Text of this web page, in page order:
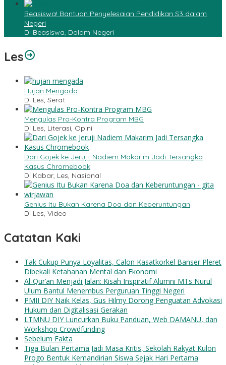
Beasiswa! Bantuan Penyelesaian Pendidikan S3 dalam
Negeri
Di Beasiswa, Dalam Negeri
Les
Hujan Mengada
Di Les, Serat
Mengulas Pro-Kontra Program MBG
Di Les, Literasi, Opini
Dari Gojek ke Jeruji: Nadiem Makarim Jadi Tersangka
Kasus Chromebook
Di Kabar, Les, Nasional
Genius Itu Bukan Karena Doa dan Keberuntungan
Di Les, Video
Catatan Kaki
Tak Cukup Punya Loyalitas, Calon Kasatkorkel Banser Pleret
Dibekali Ketahanan Mental dan Ekonomi
Al-Qur’an Menjadi Jalan: Kisah Inspiratif Alumni MTs Nurul
Ulum Bantul Menembus Perguruan Tinggi Negeri
PMII DIY Naik Kelas, Gus Hilmy Dorong Penguatan Advokasi
Hukum dan Digitalisasi Gerakan
LTMNU DIY Luncurkan Buku Panduan, Web DAMANU, dan
Workshop Crowdfunding
Sebelum Fakta
Tiga Bulan Pertama Jadi Masa Kritis, Sekolah Rakyat Kulon
Progo Bentuk Kemandirian Siswa Sejak Hari Pertama